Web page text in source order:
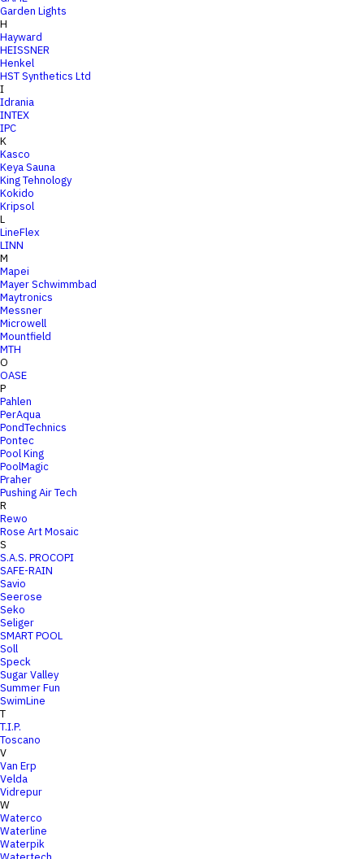
Garden Lights
H
Hayward
HEISSNER
Henkel
HST Synthetics Ltd
I
Idrania
INTEX
IPC
K
Kasco
Keya Sauna
King Tehnology
Kokido
Kripsol
L
LineFlex
LINN
M
Mapei
Mayer Schwimmbad
Maytronics
Messner
Microwell
Mountfield
MTH
O
OASE
P
Pahlen
PerAqua
PondTechnics
Pontec
Pool King
PoolMagic
Praher
Pushing Air Tech
R
Rewo
Rose Art Mosaic
S
S.A.S. PROCOPI
SAFE-RAIN
Savio
Seerose
Seko
Seliger
SMART POOL
Soll
Speck
Sugar Valley
Summer Fun
SwimLine
T
T.I.P.
Toscano
V
Van Erp
Velda
Vidrepur
W
Waterco
Waterline
Waterpik